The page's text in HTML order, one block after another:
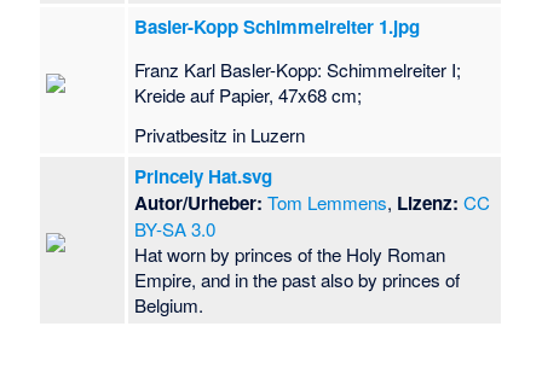
Basler-Kopp Schimmelreiter 1.jpg
Franz Karl Basler-Kopp: Schimmelreiter I;
Kreide auf Papier, 47x68 cm;
Privatbesitz in Luzern
Princely Hat.svg
Autor/Urheber: Tom Lemmens, Lizenz: CC
BY-SA 3.0
Hat worn by princes of the Holy Roman
Empire, and in the past also by princes of
Belgium.